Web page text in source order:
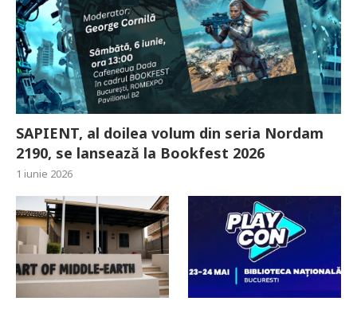
SAPIENT, al doilea volum din seria Nordam
2190, se lansează la Bookfest 2026
1 iunie 2026